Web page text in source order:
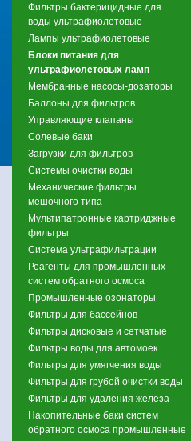
Фильтры бактерицидные для
воды ультрафиолетовые
Лампы ультрафиолетовые
Блоки питания для
ультрафиолетовых ламп
Мембранные насосы-дозаторы
Баллоны для фильтров
Управляющие клапаны
Солевые баки
Загрузки для фильтров
Системы очистки воды
Механические фильтры
мешочного типа
Мультипатронные картриджные
фильтры
Система ультрафильтрации
Реагенты для промышленных
систем обратного осмоса
Промышленные озонаторы
Фильтры для бассейнов
Фильтры дисковые и сетчатые
Фильтры воды для автомоек
Фильтры для умягчения воды
Фильтры для грубой очистки воды
Фильтры для удаления железа
Накопительные баки систем
обратного осмоса промышленные